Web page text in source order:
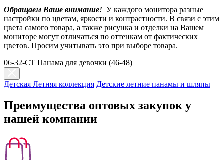
Обращаем Ваше внимание! У каждого монитора разные
настройки по цветам, яркости и контрастности. В связи с этим
цвета самого товара, а также рисунка и отделки на Вашем
мониторе могут отличаться по оттенкам от фактических
цветов. Просим учитывать это при выборе товара.
06-32-CT Панама для девочки (46-48)
Детская Летняя коллекция Детские летние панамы и шляпы
Преимущества оптовых закупок у
нашей компании